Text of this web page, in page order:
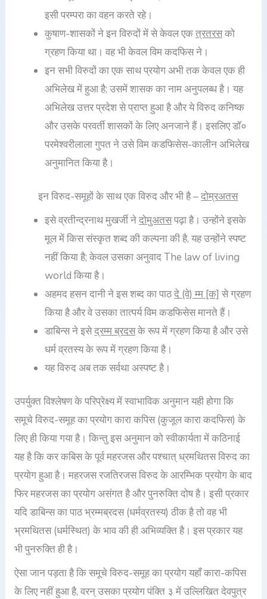
इसी परम्परा का वहन करते रहे।
कुषाण-शासकों ने इन विरुदों में से केवल एकत्रतरसको
ग्रहण किया था। वह भी केवल विम कदफिस ने।
इन सभी विरुदों का एक साथ प्रयोग अभी तक केवल एक ही
अभिलेख में हुआ है; उसमें शासक का नाम अनुपलब्ध है। यह
अभिलेख उत्तर प्रदेश से प्राप्त हुआ है और ये विरुद कनिष्क
और उसके परवर्ती शासकों के लिए अनजाने हैं। इसलिए डॉ०
परमेश्वरीलाला गुपत ने उसे विम कडफिसेस-कालीन अभिलेख
अनुमानित किया है।
इन विरुद-समूहों के साथ एक विरुद और भी है –दोम्रअतस
इसे व्रतीन्द्रनाथ मुखर्जी नेदोमुअतसपढ़ा है। उन्होंने इसके
मूल में किस संस्कृत शब्द की कल्पना की है, यह उन्होंने स्पष्ट
नहीं किया है; केवल उसका अनुवाद The law of living
world किया है।
अहमद हसन दानी ने इस शब्द का पाठदे (वे) म्म [क] से ग्रहण
किया है और वे उसका तात्पर्य विम कडफिसेस मानते हैं।
डाबिन्स ने इसेद्रम्म ब्रदसके रूप में ग्रहण किया है और उसे
धर्म व्रतस्य के रूप में ग्रहण किया है।
यह विरुद अब तक सर्वथा अस्पष्ट है।
उपर्युक्त विश्लेषण के परिप्रेक्ष्य में स्वाभाविक अनुमान यही होगा कि
समूचे विरुद-समूह का प्रयोग कारा कपिस (कुजूल कारा कदफिस) के
लिए ही किया गया है। किन्तु इस अनुमान को स्वीकार्यता में कठिनाई
यह है कि कर कबिस के पूर्व महरजस और पश्चात् ध्रमथितस विरुद का
प्रयोग हुआ है। महरजस रजतिरजस विरुद के आरम्भिक प्रयोग के बाद
फिर महरजस का प्रयोग असंगत है और पुनरुक्ति दोष है। इसी प्रकार
यदि डाबिन्स का पाठ भ्रम्मब्रदस (धर्मव्रतस्य) ठीक है तो वह भी
भ्रमथितस (धर्मस्थित) के भाव की ही अभिव्यक्ति है। इस प्रकार यह
भी पुनरुक्ति ही है।
ऐसा जान पड़ता है कि समूचे विरुद-समूह का प्रयोग यहाँ कारा-कपिस
के लिए नहीं हुआ है, वरन् उसका प्रयोग पंक्ति ३ में उल्लिखित देवपुत्र